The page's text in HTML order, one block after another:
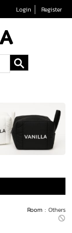
Login Register
Room : Others